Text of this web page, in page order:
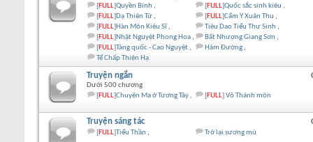
[FULL]Quyền Bính [FULL]Quốc sắc sinh kiêu
[FULL]Dạ Thiên Tử [FULL]Cẩm Y Xuân Thu
[FULL]Hàn Môn Kiêu Sĩ
Tiêu Dao Tiểu Thư Sinh
[FULL]Nhật Nguyệt Phong Hoa
Bất Nhượng Giang Sơn
[FULL]Tàng quốc - Cao Nguyệt
Hám Đường
Tể Chấp Thiên Hạ
Truyện ngắn
Dưới 500 chương
[FULL]Chuyện Ma ở Tương Tây [FULL] Võ Thánh môn
Truyện sáng tác
[FULL]Tiểu Thần Trở lại sương mù